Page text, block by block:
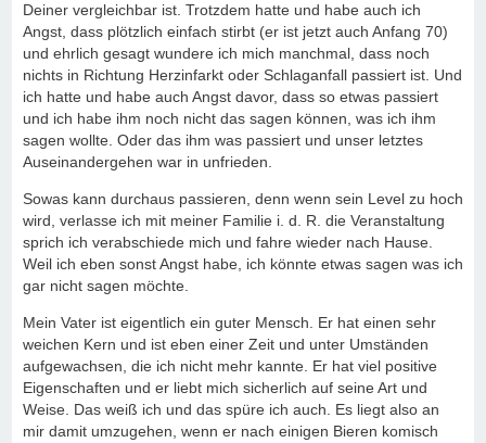
Deiner vergleichbar ist. Trotzdem hatte und habe auch ich
Angst, dass plötzlich einfach stirbt (er ist jetzt auch Anfang 70)
und ehrlich gesagt wundere ich mich manchmal, dass noch
nichts in Richtung Herzinfarkt oder Schlaganfall passiert ist. Und
ich hatte und habe auch Angst davor, dass so etwas passiert
und ich habe ihm noch nicht das sagen können, was ich ihm
sagen wollte. Oder das ihm was passiert und unser letztes
Auseinandergehen war in unfrieden.
Sowas kann durchaus passieren, denn wenn sein Level zu hoch
wird, verlasse ich mit meiner Familie i. d. R. die Veranstaltung
sprich ich verabschiede mich und fahre wieder nach Hause.
Weil ich eben sonst Angst habe, ich könnte etwas sagen was ich
gar nicht sagen möchte.
Mein Vater ist eigentlich ein guter Mensch. Er hat einen sehr
weichen Kern und ist eben einer Zeit und unter Umständen
aufgewachsen, die ich nicht mehr kannte. Er hat viel positive
Eigenschaften und er liebt mich sicherlich auf seine Art und
Weise. Das weiß ich und das spüre ich auch. Es liegt also an
mir damit umzugehen, wenn er nach einigen Bieren komisch